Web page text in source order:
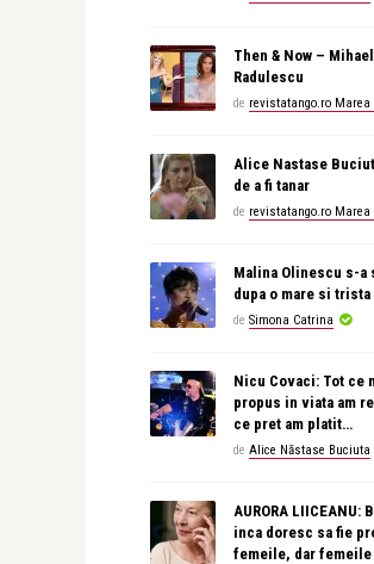
Then & Now –
Radulescu
de revistatango.ro Marea
Alice Nastase
de a fi tanar
de revistatango.ro Marea
Malina Olinescu s-a
dupa o mare si
de Simona Catrina
Nicu Covaci: Tot ce
propus in viata am
ce pret am platit…
de Alice Năstase Buciuta
AURORA LIICEANU:
inca doresc sa fie
femeile, dar femeile